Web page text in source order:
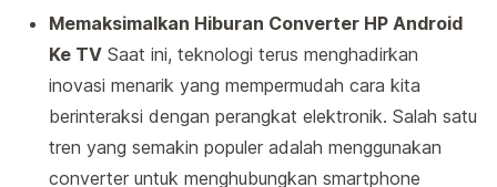
Memaksimalkan Hiburan Converter HP Android
Ke TV Saat ini, teknologi terus menghadirkan
inovasi menarik yang mempermudah cara kita
berinteraksi dengan perangkat elektronik. Salah satu
tren yang semakin populer adalah menggunakan
converter untuk menghubungkan smartphone